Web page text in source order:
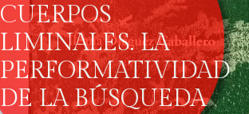
CUERPOS
LIMINALES. LA
PERFORMATIVIDAD
DE LA BÚSQUEDA